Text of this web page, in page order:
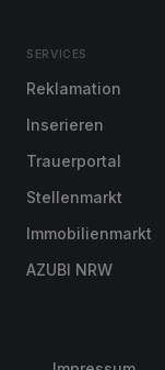
SERVICES
Reklamation
Inserieren
Trauerportal
Stellenmarkt
Immobilienmarkt
AZUBI NRW